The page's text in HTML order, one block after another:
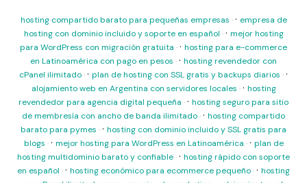
hosting compartido barato para pequeñas empresas · empresa de
hosting con dominio incluido y soporte en español · mejor hosting
para WordPress con migración gratuita · hosting para e-commerce
en Latinoamérica con pago en pesos · hosting revendedor con
cPanel ilimitado · plan de hosting con SSL gratis y backups diarios ·
alojamiento web en Argentina con servidores locales · hosting
revendedor para agencia digital pequeña · hosting seguro para sitio
de membresía con ancho de banda ilimitado · hosting compartido
barato para pymes · hosting con dominio incluido y SSL gratis para
blogs · mejor hosting para WordPress en Latinoamérica · plan de
hosting multidominio barato y confiable · hosting rápido con soporte
en español · hosting económico para ecommerce pequeño · hosting